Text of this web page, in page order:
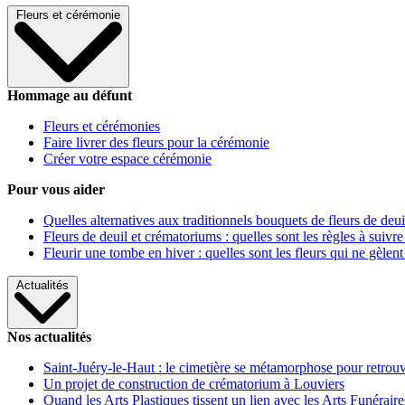
Fleurs et cérémonie
Hommage au défunt
Fleurs et cérémonies
Faire livrer des fleurs pour la cérémonie
Créer votre espace cérémonie
Pour vous aider
Quelles alternatives aux traditionnels bouquets de fleurs de
Fleurs de deuil et crématoriums : quelles sont les règles à
Fleurir une tombe en hiver : quelles sont les fleurs qui ne gèlent
Actualités
Nos actualités
Saint-Juéry-le-Haut : le cimetière se métamorphose pour
Un projet de construction de crématorium à Louviers
Quand les Arts Plastiques tissent un lien avec les Arts